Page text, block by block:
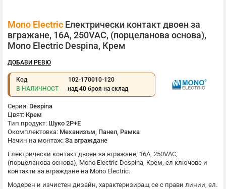
към
началото
на
галерия
със
снимки
Mono Electric Електрически контакт двоен за
вгражане, 16A, 250VAC, (порцеланова основа),
Mono Electric Despina, Крем
ДОБАВИ РЕВЮ
Код
102-170010-120
В НАЛИЧНОСТ
над 40 броя на склад
Серия: Despina
Цвят: Крем
Тип продукт: Шуко 2P+E
Окомплектовка: Механизъм, Панел, Рамка
Начин на монтаж: За вграждане
Електрически контакт двоен за вгражане, 16A, 250VAC,
(порцеланова основа), Mono Electric Despina, Крем, ел ключове и
контакти за вграждане на Mono Electric.
Модерен и изчистен дизайн, характеризиращ се с прави линии, ел.